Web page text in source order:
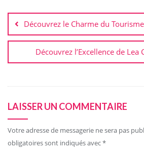
de
l’article
Découvrez le Charme du
Découvrez l’Excellence de Lea
LAISSER UN COMMENTAIRE
Votre adresse de messagerie ne sera pas
obligatoires sont indiqués avec*